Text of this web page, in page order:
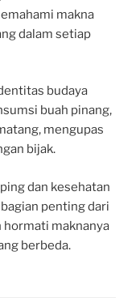
makna
dalam setiap
budaya
buah pinang,
mengupas
bijak.
dan kesehatan
penting dari
hormati maknanya
berbeda.